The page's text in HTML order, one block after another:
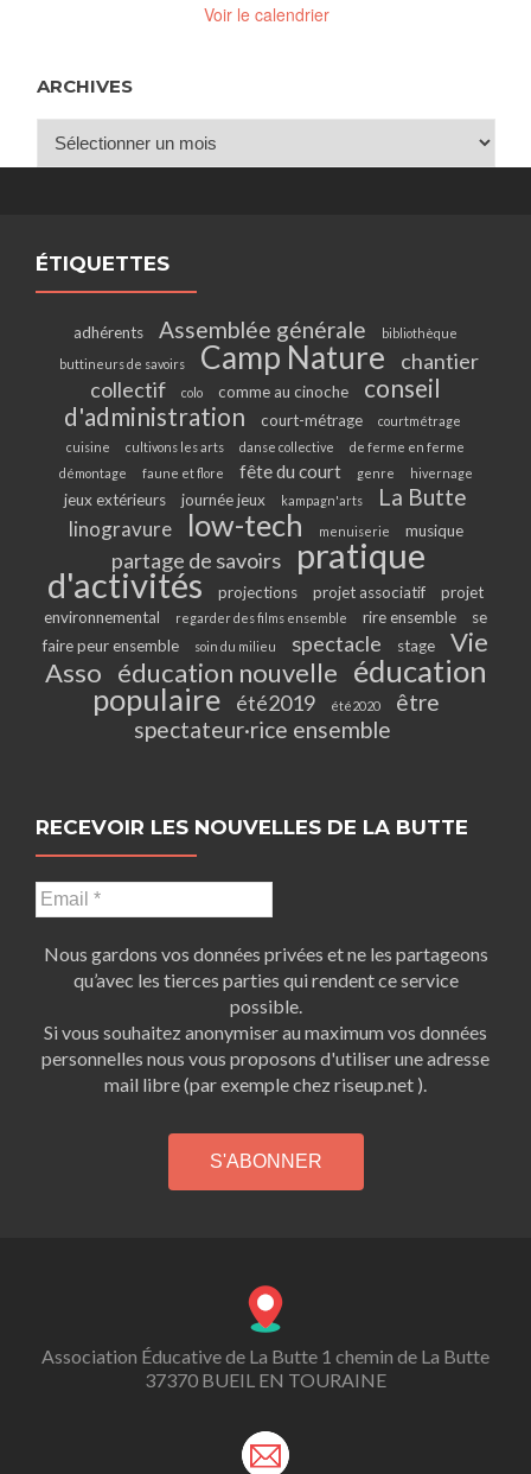
Voir le calendrier
ARCHIVES
ÉTIQUETTES
adhérents Assemblée générale
bibliothèque
buttineurs de savoirs
Camp Nature
chantier
collectif
colo comme au cinoche
conseil
d'administration
court-métrage
courtmétrage
cuisine
cultivons les arts danse collective
de ferme en ferme
démontage
faune et flore fête du court genre hivernage
jeux extérieurs journée jeux kampagn'arts La Butte
linogravure low-tech menuiserie musique
partage de savoirs pratique
d'activités projections projet associatif
projet
environnemental
regarder des films ensemble rire ensemble
se
faire peur ensemble
soin du milieu spectacle stage
Vie
Asso éducation nouvelle éducation
populaire
été2019 été2020
être
spectateur·rice ensemble
RECEVOIR LES NOUVELLES DE LA BUTTE
Nous gardons vos données privées et ne les partageons
qu’avec les tierces parties qui rendent ce service
possible.
Si vous souhaitez anonymiser au maximum vos données
personnelles nous vous proposons d'utiliser une adresse
mail libre (par exemple chez riseup.net ).
Association Éducative de La Butte 1 chemin de La Butte
37370 BUEIL EN TOURAINE